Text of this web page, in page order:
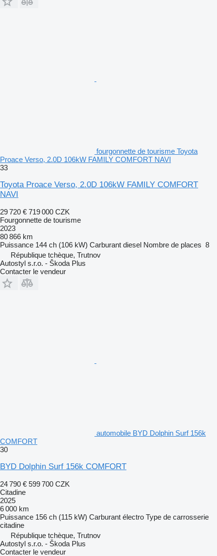
fourgonnette de tourisme Toyota
Proace Verso, 2.0D 106kW FAMILY COMFORT NAVI
33
Toyota Proace Verso, 2.0D 106kW FAMILY COMFORT
NAVI
29 720 € 719 000 CZK
Fourgonnette de tourisme
2023
80 866 km
Puissance 144 ch (106 kW) Carburant diesel Nombre de places 8
République tchèque, Trutnov
Autostyl s.r.o. - Škoda Plus
Contacter le vendeur
automobile BYD Dolphin Surf 156k
COMFORT
30
BYD Dolphin Surf 156k COMFORT
24 790 € 599 700 CZK
Citadine
2025
6 000 km
Puissance 156 ch (115 kW) Carburant électro Type de carrosserie
citadine
République tchèque, Trutnov
Autostyl s.r.o. - Škoda Plus
Contacter le vendeur